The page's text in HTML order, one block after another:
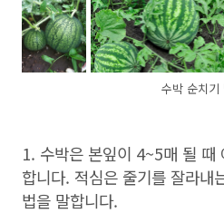
수박 순치기
1. 수박은 본잎이 4~5매 될 때
합니다. 적심은 줄기를 잘라내
법을 말합니다.